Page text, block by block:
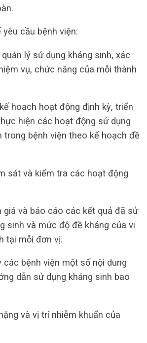
cầu bệnh viện:
lý sử dụng kháng sinh, xác
vụ, chức năng của mỗi thành
hoạch hoạt động định kỳ, triển
hiện các hoạt động sử dụng
trong bệnh viện theo kế hoạch đề
sát và kiểm tra các hoạt động
giá và báo cáo các kết quả đã sử
sinh và mức độ đề kháng của vi
tại mỗi đơn vị.
các bệnh viện một số nội dung
dẫn sử dụng kháng sinh bao
và vị trí nhiễm khuẩn của